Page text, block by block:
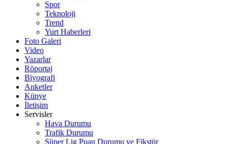
Spor
Teknoloji
Trend
Yurt Haberleri
Foto Galeri
Video
Yazarlar
Röportaj
Biyografi
Anketler
Künye
İletişim
Servisler
Hava Durumu
Trafik Durumu
Süper Lig Puan Durumu ve Fikstür